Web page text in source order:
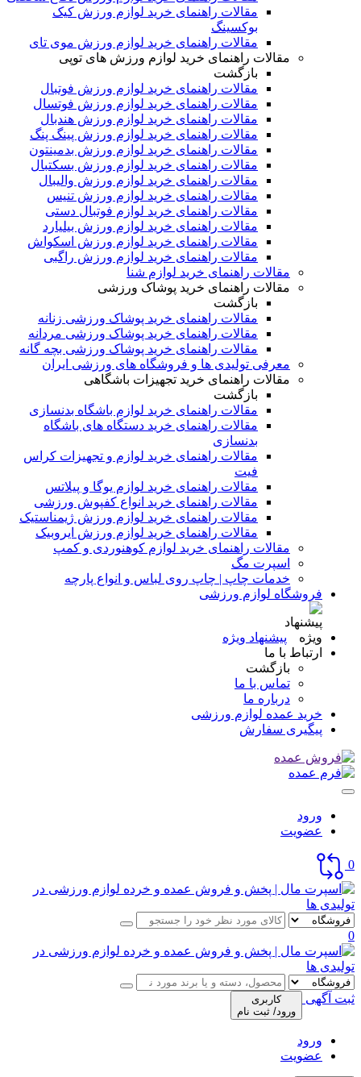
مقالات راهنمای خرید لوازم ورزش کیک
بوکسینگ
مقالات راهنمای خرید لوازم ورزش موی تای
مقالات راهنمای خرید لوازم ورزش های توپی
بازگشت
مقالات راهنمای خرید لوازم ورزش فوتبال
مقالات راهنمای خرید لوازم ورزش فوتسال
مقالات راهنمای خرید لوازم ورزش هندبال
مقالات راهنمای خرید لوازم ورزش پینگ پنگ
مقالات راهنمای خرید لوازم ورزش بدمینتون
مقالات راهنمای خرید لوازم ورزش بسکتبال
مقالات راهنمای خرید لوازم ورزش والیبال
مقالات راهنمای خرید لوازم ورزش تنیس
مقالات راهنمای خرید لوازم فوتبال دستی
مقالات راهنمای خرید لوازم ورزش بیلیارد
مقالات راهنمای خرید لوازم ورزش اسکواش
مقالات راهنمای خرید لوازم ورزش راگبی
مقالات راهنمای خرید لوازم شنا
مقالات راهنمای خرید پوشاک ورزشی
بازگشت
مقالات راهنمای خرید پوشاک ورزشی زنانه
مقالات راهنمای خرید پوشاک ورزشی مردانه
مقالات راهنمای خرید پوشاک ورزشی بچه گانه
معرفی تولیدی ها و فروشگاه های ورزشی ایران
مقالات راهنمای خرید تجهیزات باشگاهی
بازگشت
مقالات راهنمای خرید لوازم باشگاه بدنسازی
مقالات راهنمای خرید دستگاه های باشگاه
بدنسازی
مقالات راهنمای خرید لوازم و تجهیزات کراس
فیت
مقالات راهنمای خرید لوازم یوگا و پیلاتس
مقالات راهنمای خرید انواع کفپوش ورزشی
مقالات راهنمای خرید لوازم ورزش ژیمناستیک
مقالات راهنمای خرید لوازم ورزش ایروبیک
مقالات راهنمای خرید لوازم کوهنوردی و کمپ
اسپرت مگ
خدمات چاپ | چاپ روی لباس و انواع پارچه
فروشگاه لوازم ورزشی
پیشنهاد ویژه
ارتباط با ما
بازگشت
تماس با ما
درباره ما
خرید عمده لوازم ورزشی
پیگیری سفارش
ورود
عضویت
0
0
ثبت آگهی
کاربری
ورود/ ثبت نام
ورود
عضویت